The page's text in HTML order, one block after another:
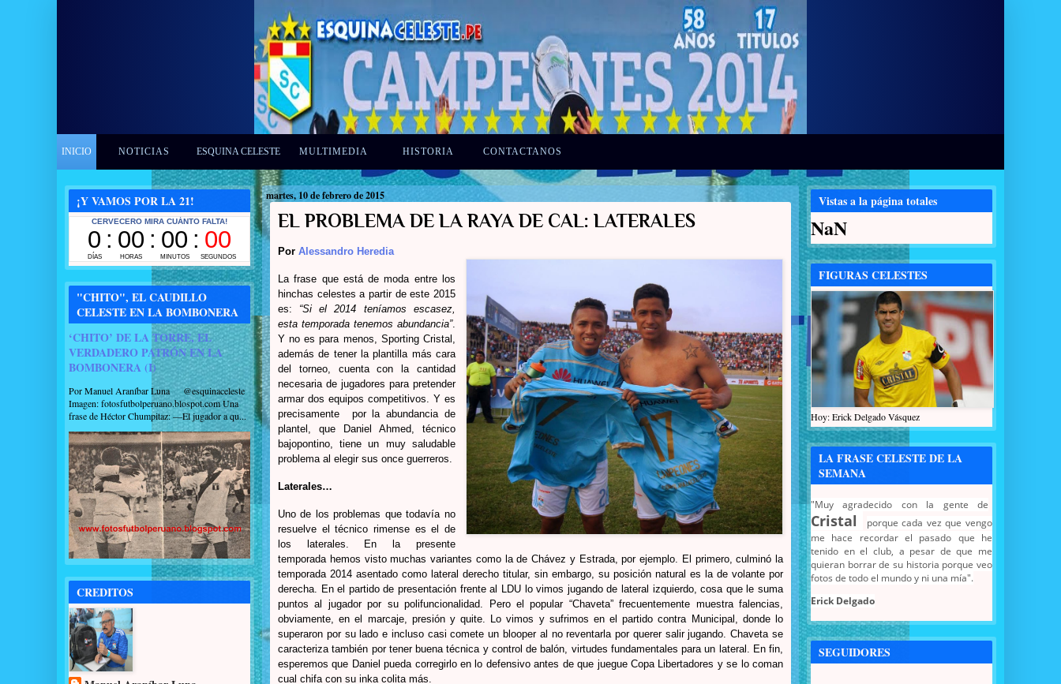
INICIO NOTICIAS ESQUINA CELESTE MULTIMEDIA HISTORIA CONTACTANOS
martes, 10 de febrero de 2015
EL PROBLEMA DE LA RAYA DE CAL: LATERALES
Por Alessandro Heredia
La frase que está de moda entre los
hinchas celestes a partir de este 2015
es: “Si el 2014 teníamos escasez,
esta temporada tenemos abundancia”.
Y no es para menos, Sporting Cristal,
además de tener la plantilla más cara
del torneo, cuenta con la cantidad
necesaria de jugadores para pretender
armar dos equipos competitivos. Y es
precisamente por la abundancia de
plantel, que Daniel Ahmed, técnico
bajopontino, tiene un muy saludable
problema al elegir sus once guerreros.
Laterales…
Uno de los problemas que todavía no
resuelve el técnico rimense es el de
los laterales. En la presente
temporada hemos visto muchas variantes como la de Chávez y Estrada, por ejemplo. El primero, culminó la
temporada 2014 asentado como lateral derecho titular, sin embargo, su posición natural es la de volante por
derecha. En el partido de presentación frente al LDU lo vimos jugando de lateral izquierdo, cosa que le suma
puntos al jugador por su polifuncionalidad. Pero el popular “Chaveta” frecuentemente muestra falencias,
obviamente, en el marcaje, presión y quite. Lo vimos y sufrimos en el partido contra Municipal, donde lo
superaron por su lado e incluso casi comete un blooper al no reventarla por querer salir jugando. Chaveta se
caracteriza también por tener buena técnica y control de balón, virtudes fundamentales para un lateral. En fin,
esperemos que Daniel pueda corregirlo en lo defensivo antes de que juegue Copa Libertadores y se lo coman
cual chifa con su inka colita más.
¡Y VAMOS POR LA 21!
"CHITO", EL CAUDILLO
CELESTE EN LA BOMBONERA
‘CHITO’ DE LA TORRE, EL
VERDADERO PATRÓN EN LA
BOMBONERA (I)
Por Manuel Araníbar Luna @esquinaceleste
Imagen: fotosfutbolperuano.blospot.com Una
frase de Héctor Chumpitaz: —El jugador a qu...
CREDITOS
Vistas a la página totales
NaN
FIGURAS CELESTES
Hoy: Erick Delgado Vásquez
LA FRASE CELESTE DE LA
SEMANA
"Muy agradecido con la gente de
Cristal
porque cada vez que vengo
me hace recordar el pasado que he
tenido en el club, a pesar de que me
quieran borrar de su historia porque veo
fotos de todo el mundo y ni una mía".
Erick Delgado
SEGUIDORES